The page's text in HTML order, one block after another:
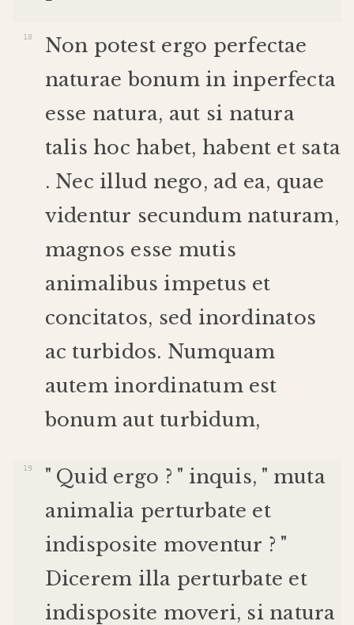
Non potest ergo perfectae
naturae bonum in inperfecta
esse natura, aut si natura
talis hoc habet, habent et sata
. Nec illud nego, ad ea, quae
videntur secundum naturam,
magnos esse mutis
animalibus impetus et
concitatos, sed inordinatos
ac turbidos. Numquam
autem inordinatum est
bonum aut turbidum,
" Quid ergo ? " inquis, " muta
animalia perturbate et
indisposite moventur ? "
Dicerem illa perturbate et
indisposite moveri, si natura